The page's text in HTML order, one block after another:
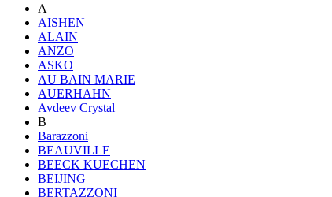
A
AISHEN
ALAIN
ANZO
ASKO
AU BAIN MARIE
AUERHAHN
Avdeev Crystal
B
Barazzoni
BEAUVILLE
BEECK KUECHEN
BEIJING
BERTAZZONI